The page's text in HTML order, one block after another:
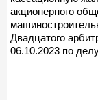
акционерного
Двадцатого
06.10.2023 по